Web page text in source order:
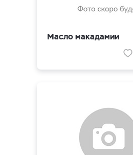
Масло макадамии